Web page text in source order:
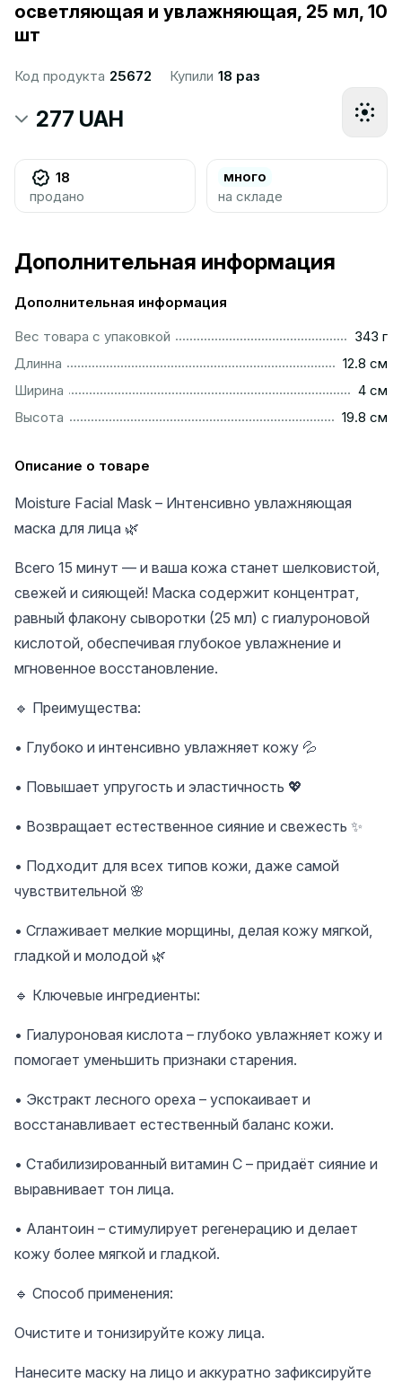
осветляющая и увлажняющая, 25 мл, 10
шт
Код продукта 25672 Купили 18 раз
277 UAH
18
продано
много
на складе
Дополнительная информация
Дополнительная информация
Вес товара с упаковкой
343 г
Длинна
12.8 см
Ширина
4 см
Высота
19.8 см
Описание о товаре
Moisture Facial Mask – Интенсивно увлажняющая
маска для лица 🌿
Всего 15 минут — и ваша кожа станет шелковистой,
свежей и сияющей! Маска содержит концентрат,
равный флакону сыворотки (25 мл) с гиалуроновой
кислотой, обеспечивая глубокое увлажнение и
мгновенное восстановление.
🔹 Преимущества:
• Глубоко и интенсивно увлажняет кожу 💦
• Повышает упругость и эластичность 💖
• Возвращает естественное сияние и свежесть ✨
• Подходит для всех типов кожи, даже самой
чувствительной 🌸
• Сглаживает мелкие морщины, делая кожу мягкой,
гладкой и молодой 🌿
🔹 Ключевые ингредиенты:
• Гиалуроновая кислота – глубоко увлажняет кожу и
помогает уменьшить признаки старения.
• Экстракт лесного ореха – успокаивает и
восстанавливает естественный баланс кожи.
• Стабилизированный витамин C – придаёт сияние и
выравнивает тон лица.
• Алантоин – стимулирует регенерацию и делает
кожу более мягкой и гладкой.
🔹 Способ применения:
Очистите и тонизируйте кожу лица.
Нанесите маску на лицо и аккуратно зафиксируйте